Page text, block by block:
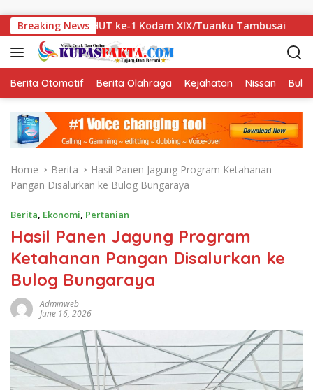
Breaking News
HUT ke-1 Kodam XIX/Tuanku Tambusai
Berita Otomotif Berita Olahraga Kejahatan Nissan
Home Berita
Hasil Panen Jagung Program Ketahanan
Pangan Disalurkan ke Bulog Bungaraya
Berita, Ekonomi, Pertanian
Hasil Panen Jagung Program
Ketahanan Pangan Disalurkan ke
Bulog Bungaraya
Adminweb
June 16, 2026